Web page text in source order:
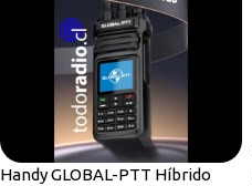
Handy GLOBAL-PTT Híbrido